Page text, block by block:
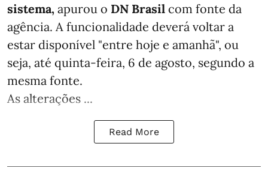
sistema, apurou o DN Brasil com fonte da
agência. A funcionalidade deverá voltar a
estar disponível "entre hoje e amanhã", ou
seja, até quinta-feira, 6 de agosto, segundo a
mesma fonte.
As alterações ...
Read More